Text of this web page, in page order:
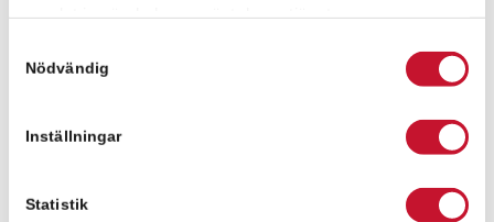
Nödvändig
Inställningar
Statistik